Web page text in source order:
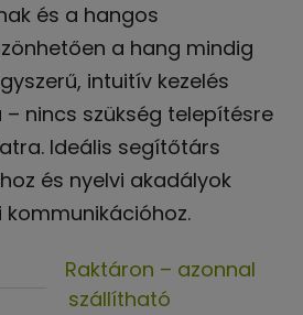
és a hangos
a hang mindig
intuitív kezelés
nincs szükség telepítésre
Ideális segítőtárs
és nyelvi akadályok
kommunikációhoz.
Raktáron – azonnal
szállítható